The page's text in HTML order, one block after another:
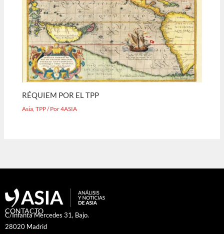
RÉQUIEM POR EL TPP
Asia,TPP/ Por4ASIA
CONTACTO
C/Infanta Mercedes 31, Bajo.
28020 Madrid